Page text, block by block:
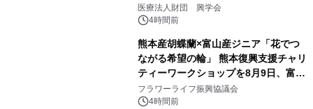
療計画」をテーマに専門監修
医療法人財団 興学会
4時間前
熊本産胡蝶蘭×富山産ジニア「花でつ
ながる希望の輪」 熊本復興支援チャリ
ティーワークショップを8月9日、富
山・射水で開催
フラワーライフ振興協議会
4時間前